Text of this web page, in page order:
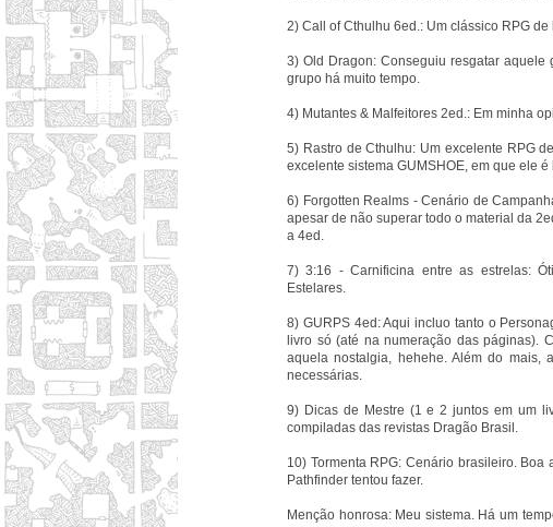
2) Call of Cthulhu 6ed.: Um clássico RPG de
3) Old Dragon: Conseguiu resgatar
grupo há muito tempo.
4) Mutantes & Malfeitores 2ed.: Em minha
5) Rastro de Cthulhu: Um excelente RPG
excelente sistema GUMSHOE, em que ele é
6) Forgotten Realms - Cenário de
apesar de não superar todo o material da
a 4ed.
7) 3:16 - Carnificina entre as estrelas:
Estelares.
8) GURPS 4ed: Aqui incluo tanto o
livro só (até na numeração das páginas).
aquela nostalgia, hehehe. Além do mais,
necessárias.
9) Dicas de Mestre (1 e 2 juntos em um
compiladas das revistas Dragão Brasil.
10) Tormenta RPG: Cenário brasileiro.
Pathfinder tentou fazer.
Menção honrosa: Meu sistema. Há um